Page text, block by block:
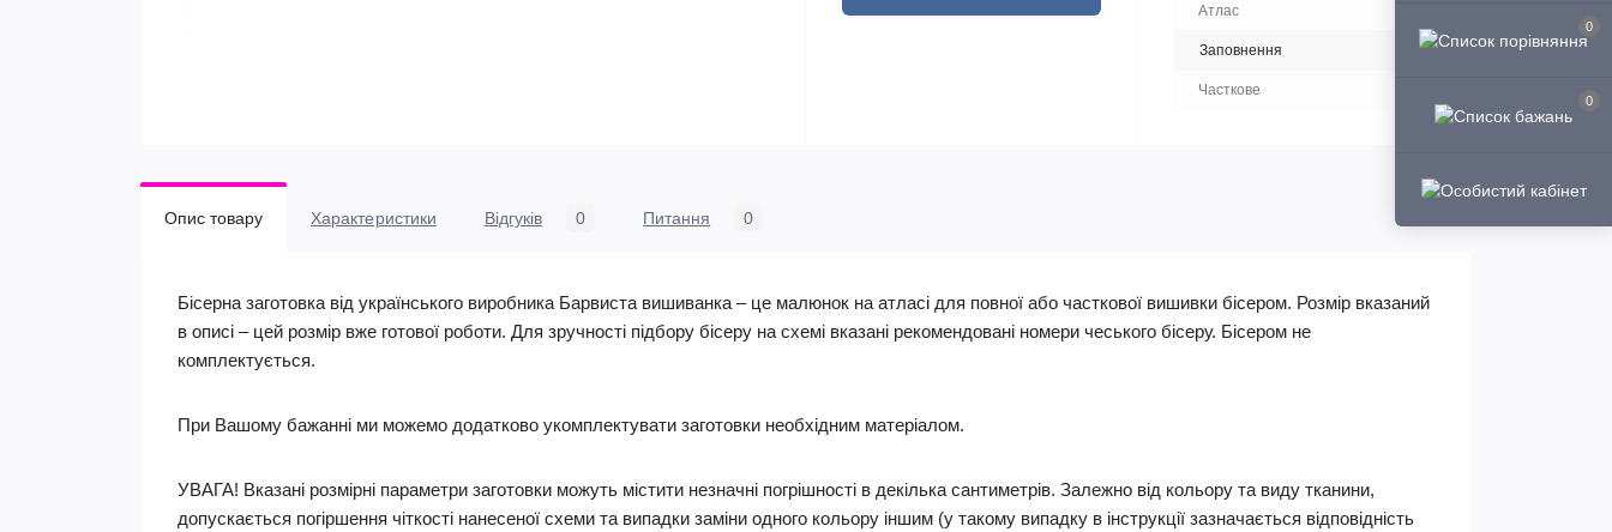
0
0
Атлас
Заповнення
Часткове
Опис товару Характеристики Відгуків 0 Питання 0
Бісерна заготовка від українського виробника Барвиста вишиванка – це малюнок на атласі для повної або часткової вишивки бісером. Розмір вказаний
в описі – цей розмір вже готової роботи. Для зручності підбору бісеру на схемі вказані рекомендовані номери чеського бісеру. Бісером не
комплектується.
При Вашому бажанні ми можемо додатково укомплектувати заготовки необхідним матеріалом.
УВАГА! Вказані розмірні параметри заготовки можуть містити незначні погрішності в декілька сантиметрів. Залежно від кольору та виду тканини,
допускається погіршення чіткості нанесеної схеми та випадки заміни одного кольору іншим (у такому випадку в інструкції зазначається відповідність